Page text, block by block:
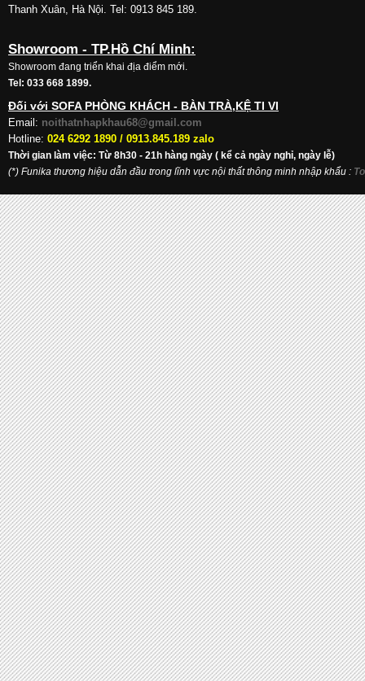
Thanh Xuân, Hà Nội. Tel: 0913 845 189.
Showroom - TP.Hồ Chí Minh:
Showroom đang triển khai địa điểm mới.
Tel: 033 668 1899.
Đối với SOFA PHÒNG KHÁCH - BÀN TRÀ,KỆ TI VI
Email: noithatnhapkhau68@gmail.com
Hotline: 024 6292 1890 / 0913.845.189 zalo
Thời gian làm việc: Từ 8h30 - 21h hàng ngày ( kể cả ngày nghỉ, ngày lễ)
(*) Funika thương hiệu dẫn đầu trong lĩnh vực nội thất thông minh nhập khẩu :